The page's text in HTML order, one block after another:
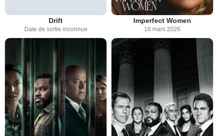
Drift
Date de sortie inconnue
Imperfect Women
18 mars 2026